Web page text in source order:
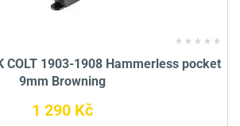
COLT 1903-1908 Hammerless pocket
9mm Browning
1 290 Kč